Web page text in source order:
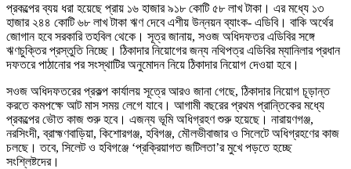
প্রকল্পের ব্যয় ধরা হয়েছে প্রায় ১৬ হাজার ৯১৮ কোটি ৫৮ লাখ টাকা। এর মধ্যে ১৩
হাজার ২৪৪ কোটি ৬৮ লাখ টাকা ঋণ দেবে এশীয় উন্নয়ন ব্যাংক- এডিবি। বাকি অর্থের
জোগান হবে সরকারি তহবিল থেকে। সূত্র জানায়, সওজ অধিদফতর এডিবির সঙ্গে
ঋণচুক্তির প্রস্তুতি নিচ্ছে। ঠিকাদার নিয়োগের জন্য নথিপত্র এডিবির ম্যানিলার প্রধান
দফতরে পাঠানোর পর সংস্থাটির অনুমোদন নিয়ে ঠিকাদার নিয়োগ দেওয়া হবে।
সওজ অধিদফতরের প্রকল্প কার্যালয় সূত্রে আরও জানা গেছে, ঠিকাদার নিয়োগ চূড়ান্ত
করতে কমপক্ষে আট মাস সময় লেগে যাবে। আগামী বছরের প্রথম প্রান্তিকের মধ্যে
প্রকল্পের ভৌত কাজ শুরু হবে। এজন্য ভূমি অধিগ্রহণ শুরু হয়েছে। নারায়ণগঞ্জ,
নরসিংদী, ব্রাহ্মণবাড়িয়া, কিশোরগঞ্জ, হবিগঞ্জ, মৌলভীবাজার ও সিলেটে অধিগ্রহণের কাজ
চলছে। তবে, সিলেট ও হবিগঞ্জে ‘প্রক্রিয়াগত জটিলতা’র মুখে পড়তে হচ্ছে
সংশ্লিষ্টদের।